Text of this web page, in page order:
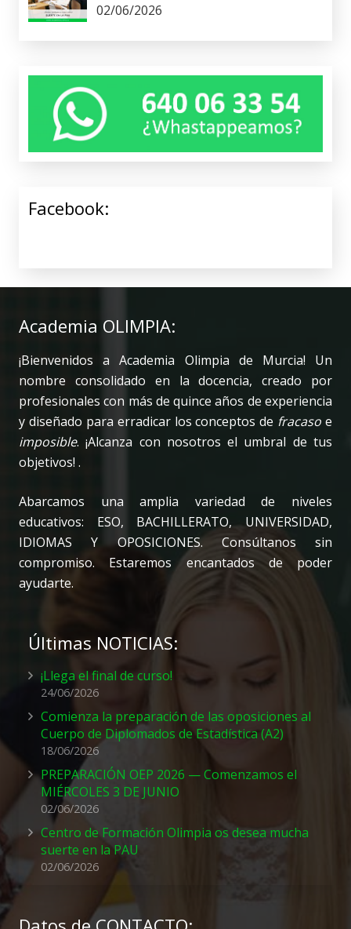
02/06/2026
Facebook:
Academia OLIMPIA:
¡Bienvenidos a Academia Olimpia de Murcia! Un
nombre consolidado en la docencia, creado por
profesionales con más de quince años de experiencia
y diseñado para erradicar los conceptos de fracaso e
imposible. ¡Alcanza con nosotros el umbral de tus
objetivos! .
Abarcamos una amplia variedad de niveles
educativos: ESO, BACHILLERATO, UNIVERSIDAD,
IDIOMAS Y OPOSICIONES. Consúltanos sin
compromiso. Estaremos encantados de poder
ayudarte.
Últimas NOTICIAS:
¡Llega el final de curso!
24/06/2026
Comienza la preparación de las oposiciones al
Cuerpo de Diplomados de Estadística (A2)
18/06/2026
PREPARACIÓN OEP 2026 — Comenzamos el
MIÉRCOLES 3 DE JUNIO
02/06/2026
Centro de Formación Olimpia os desea mucha
suerte en la PAU
02/06/2026